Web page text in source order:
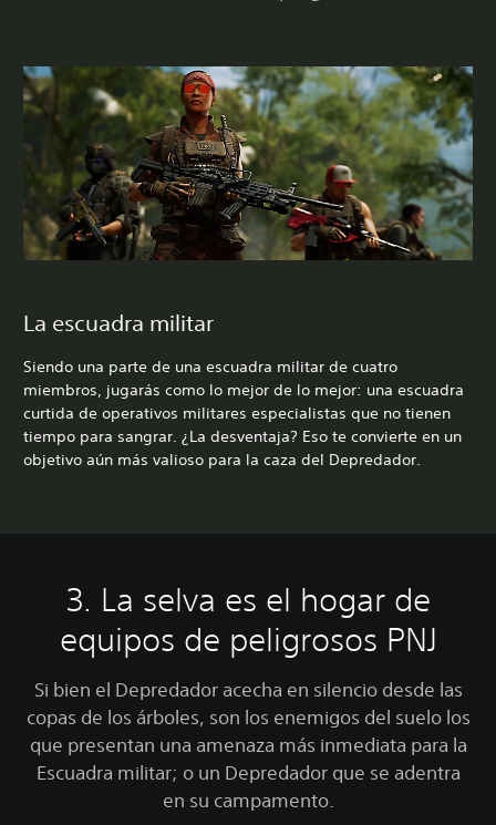
La escuadra militar
Siendo una parte de una escuadra militar de cuatro
miembros, jugarás como lo mejor de lo mejor: una escuadra
curtida de operativos militares especialistas que no tienen
tiempo para sangrar. ¿La desventaja? Eso te convierte en un
objetivo aún más valioso para la caza del Depredador.
3. La selva es el hogar de
equipos de peligrosos PNJ
Si bien el Depredador acecha en silencio desde las
copas de los árboles, son los enemigos del suelo los
que presentan una amenaza más inmediata para la
Escuadra militar; o un Depredador que se adentra
en su campamento.